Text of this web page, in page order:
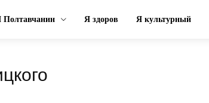
Полтавчанин Я здоров Я культурный